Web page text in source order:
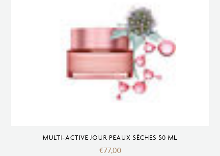
MULTI-ACTIVE JOUR PEAUX SÈCHES 50 ML
€77,00